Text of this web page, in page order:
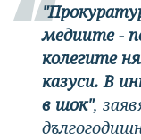
медиите -
колегите
казуси. В
в шок",